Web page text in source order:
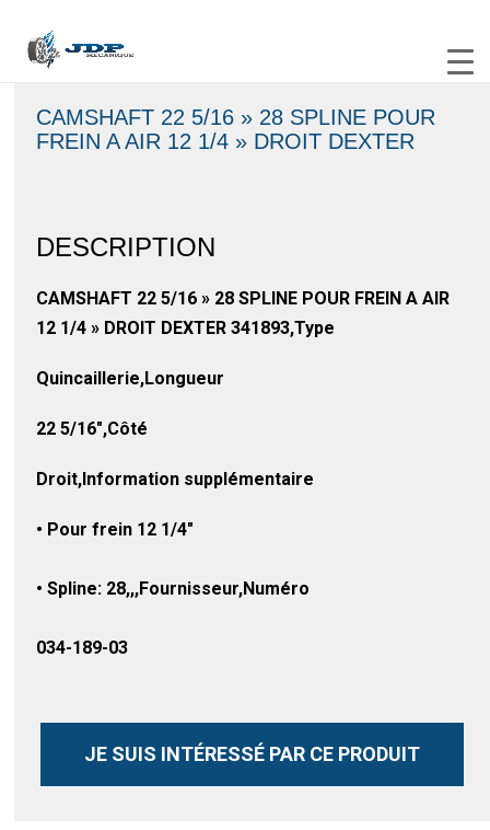
CAMSHAFT 22 5/16 » 28 SPLINE POUR
FREIN A AIR 12 1/4 » DROIT DEXTER
DESCRIPTION
CAMSHAFT 22 5/16 » 28 SPLINE POUR FREIN A AIR
12 1/4 » DROIT DEXTER 341893,Type
Quincaillerie,Longueur
22 5/16″,Côté
Droit,Information supplémentaire
• Pour frein 12 1/4″
• Spline: 28,,,Fournisseur,Numéro
034-189-03
JE SUIS INTÉRESSÉ PAR CE PRODUIT